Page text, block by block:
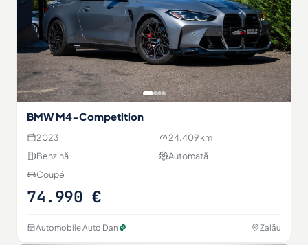
BMW M4-Competition
2023
24.409 km
Benzină
Automată
Coupé
74.990 €
Automobile Auto Dan Zalău